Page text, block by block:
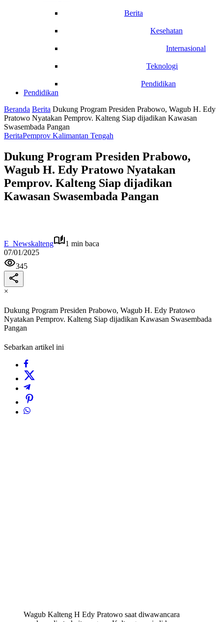
Berita
Kesehatan
Internasional
Teknologi
Pendidikan
Pendidikan
Beranda Berita Dukung Program Presiden Prabowo, Wagub H. Edy
Pratowo Nyatakan Pemprov. Kalteng Siap dijadikan Kawasan
Swasembada Pangan
BeritaPemprov Kalimantan Tengah
Dukung Program Presiden Prabowo,
Wagub H. Edy Pratowo Nyatakan
Pemprov. Kalteng Siap dijadikan
Kawasan Swasembada Pangan
E_Newskalteng
1 min baca
07/01/2025
345
×
Dukung Program Presiden Prabowo, Wagub H. Edy Pratowo
Nyatakan Pemprov. Kalteng Siap dijadikan Kawasan Swasembada
Pangan
Sebarkan artikel ini
Wagub Kalteng H Edy Pratowo saat diwawancara